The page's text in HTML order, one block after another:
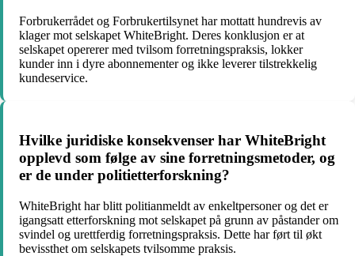
Forbrukerrådet og Forbrukertilsynet har mottatt hundrevis av
klager mot selskapet WhiteBright. Deres konklusjon er at
selskapet opererer med tvilsom forretningspraksis, lokker
kunder inn i dyre abonnementer og ikke leverer tilstrekkelig
kundeservice.
Hvilke juridiske konsekvenser har WhiteBright
opplevd som følge av sine forretningsmetoder, og
er de under politietterforskning?
WhiteBright har blitt politianmeldt av enkeltpersoner og det er
igangsatt etterforskning mot selskapet på grunn av påstander om
svindel og urettferdig forretningspraksis. Dette har ført til økt
bevissthet om selskapets tvilsomme praksis.